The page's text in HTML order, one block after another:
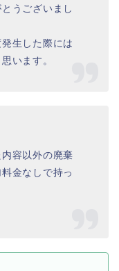
うございまし
生した際には
います。
容以外の廃棄
金なしで持っ